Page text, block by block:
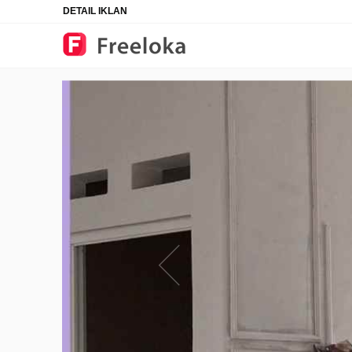
DETAIL IKLAN